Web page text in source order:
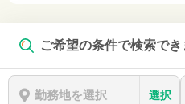
ご希望の条件で検索でき
勤務地を選択 選択